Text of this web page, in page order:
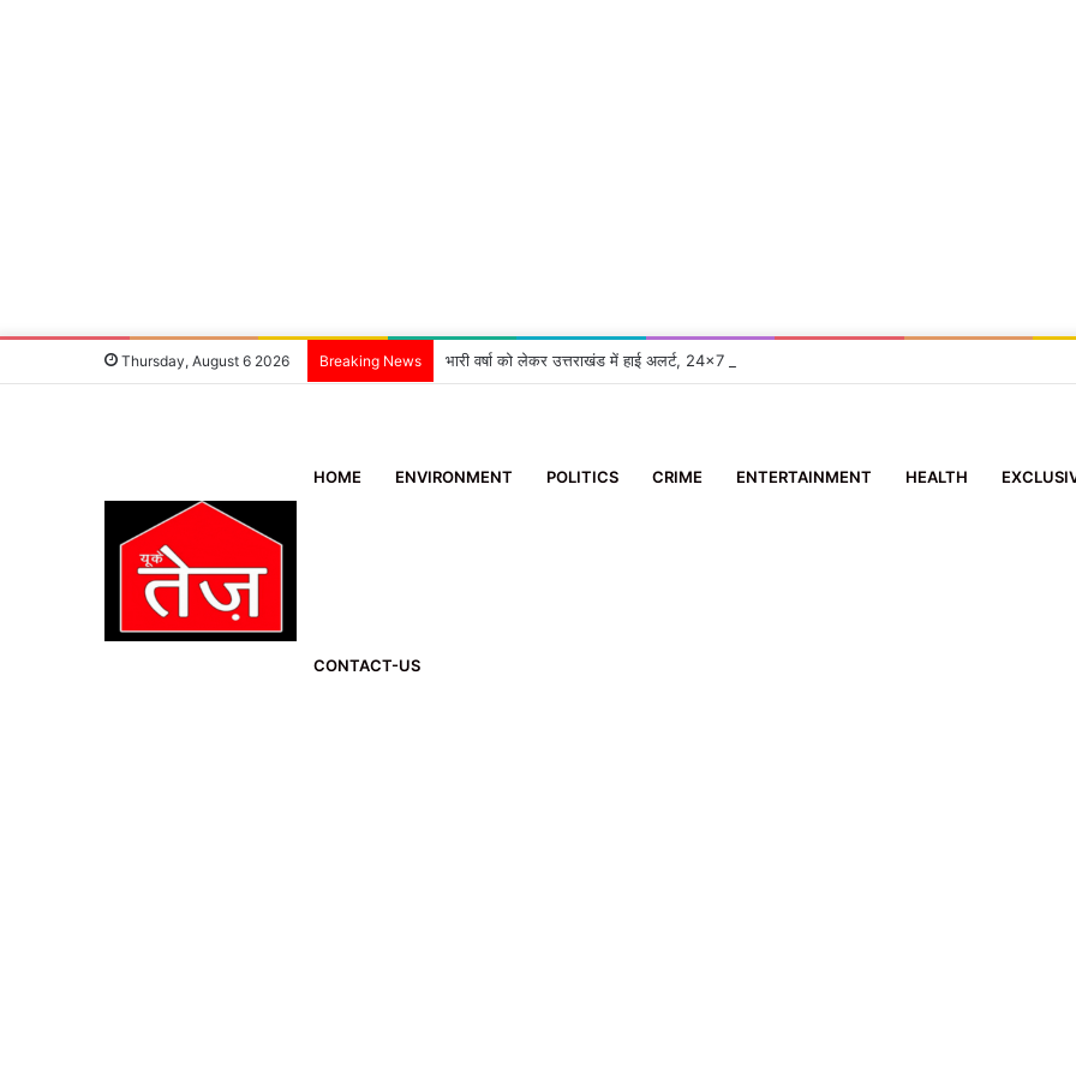
Thursday, August 6 2026 Breaking News भारी वर्षा को लेकर उत्तराखंड में हाई अलर्ट, 24×7 सतर्क रहने के निर्देश
HOME ENVIRONMENT POLITICS CRIME ENTERTAINMENT HEALTH
CONTACT-US